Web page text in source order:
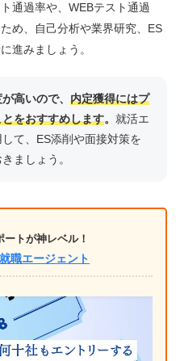
通過率や、WEBテスト通過
め、自己分析や業界研究、ES
進みましょう。
高いので、 内定獲得にはプ
をおすすめします。 就活エ
て、ES添削や面接対策を
ましょう。
トが神レベル！
職エージェント